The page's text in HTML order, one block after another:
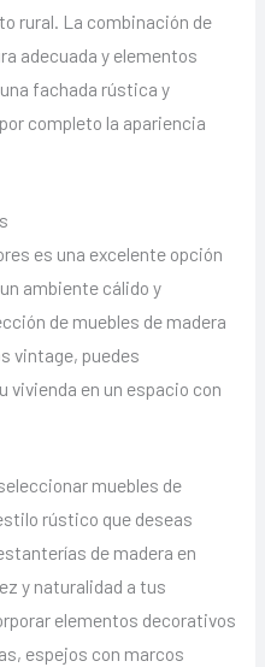
rural. La combinación de
adecuada y elementos
fachada rústica y
completo la apariencia
es una excelente opción
ambiente cálido y
de muebles de madera
vintage, puedes
en un espacio con
muebles de
rústico que deseas
de madera en
y naturalidad a tus
elementos decorativos
espejos con marcos